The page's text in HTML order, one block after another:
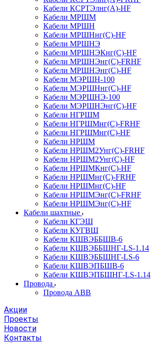
Кабели КСРТЭлнг(А)-HF
Кабели МРШМ
Кабели МРШН
Кабели МРШНнг(С)-HF
Кабели МРШНЭ
Кабели МРШНЭКнг(С)-HF
Кабели МРШНЭнг(С)-FRHF
Кабели МРШНЭнг(С)-HF
Кабели МЭРШН-100
Кабели МЭРШНнг(С)-HF
Кабели МЭРШНЭ-100
Кабели МЭРШНЭнг(С)-HF
Кабели НГРШМ
Кабели НГРШМнг(С)-FRHF
Кабели НГРШМнг(С)-HF
Кабели НРШМ
Кабели НРШМ2Унг(С)-FRHF
Кабели НРШМ2Унг(С)-HF
Кабели НРШМКнг(С)-HF
Кабели НРШМнг(С)-FRHF
Кабели НРШМнг(С)-HF
Кабели НРШМЭнг(С)-FRHF
Кабели НРШМЭнг(С)-HF
Кабели шахтные
Кабели КГЭШ
Кабели КУГВШ
Кабели КШВЭББШВ-6
Кабели КШВЭББШНГ-LS-1.14
Кабели КШВЭББШНГ-LS-6
Кабели КШВЭПБШВ-6
Кабели КШВЭПБШНГ-LS-1.14
Провода
Провода АВВ
Акции
Проекты
Новости
Контакты